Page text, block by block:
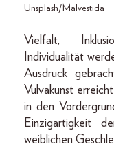
Unsplash/Malvestida
Vielfalt,
Individualität
Ausdruck
Vulvakunst
in den
Einzigartigkeit
weiblichen